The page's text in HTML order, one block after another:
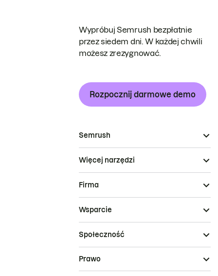
Wypróbuj Semrush bezpłatnie
przez siedem dni. W każdej chwili
możesz zrezygnować.
Rozpocznij darmowe demo
Semrush
Więcej narzędzi
Firma
Wsparcie
Społeczność
Prawo